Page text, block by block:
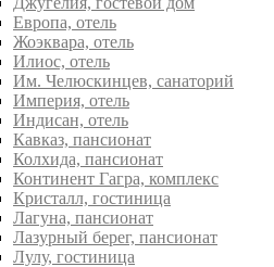
Европа, отель
Жоэквара, отель
Илиос, отель
Им. Челюскинцев, санаторий
Империя, отель
Индисан, отель
Кавказ, пансионат
Колхида, пансионат
Континент Гагра, комплекс
Кристалл, гостиница
Лагуна, пансионат
Лазурный берег, пансионат
Лулу, гостиница